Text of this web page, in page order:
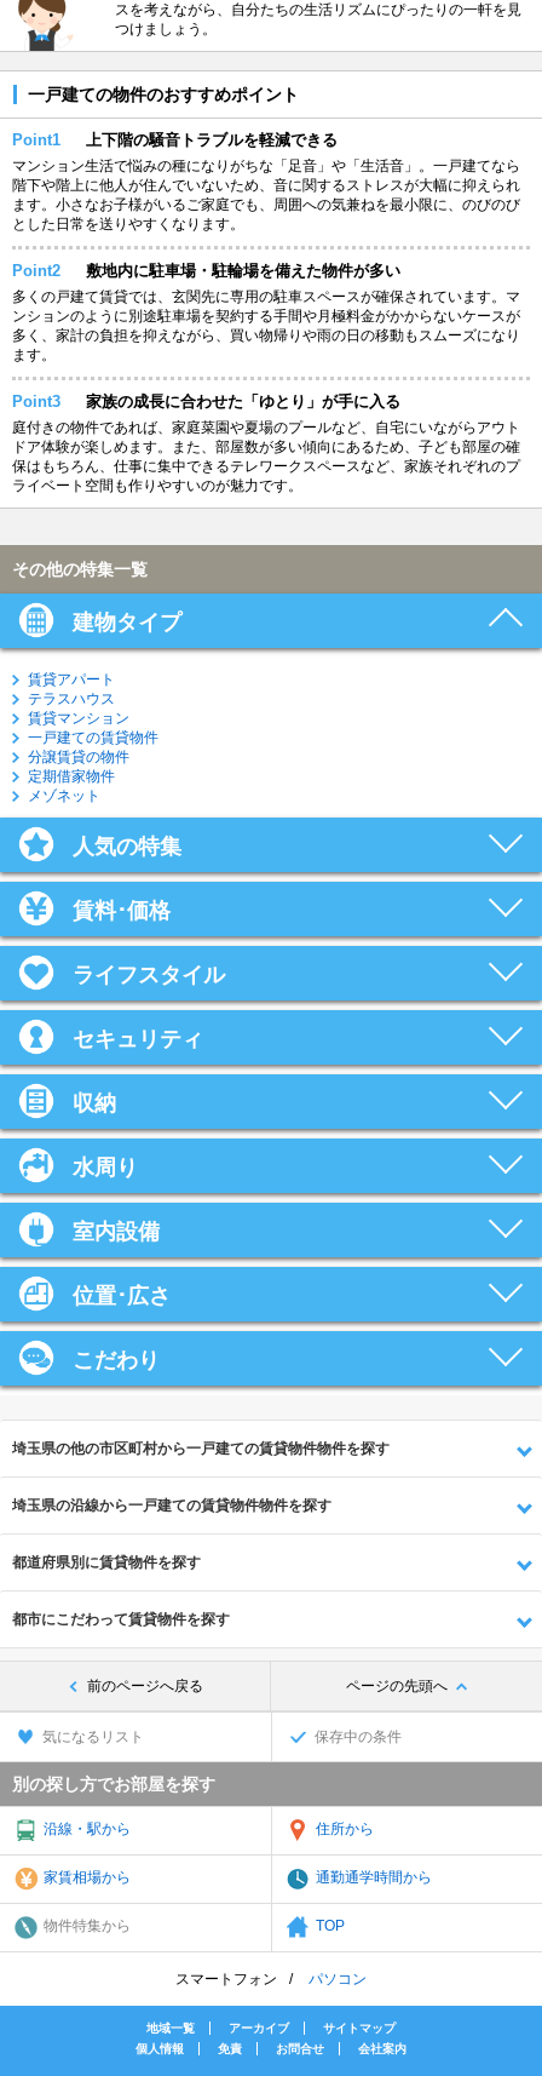
スを考えながら、自分たちの生活リズムにぴったりの一軒を見
つけましょう。
一戸建ての物件のおすすめポイント
Point1 上下階の騒音トラブルを軽減できる
マンション生活で悩みの種になりがちな「足音」や「生活音」。一戸建てなら
階下や階上に他人が住んでいないため、音に関するストレスが大幅に抑えられ
ます。小さなお子様がいるご家庭でも、周囲への気兼ねを最小限に、のびのび
とした日常を送りやすくなります。
Point2 敷地内に駐車場・駐輪場を備えた物件が多い
多くの戸建て賃貸では、玄関先に専用の駐車スペースが確保されています。マ
ンションのように別途駐車場を契約する手間や月極料金がかからないケースが
多く、家計の負担を抑えながら、買い物帰りや雨の日の移動もスムーズになり
ます。
Point3 家族の成長に合わせた「ゆとり」が手に入る
庭付きの物件であれば、家庭菜園や夏場のプールなど、自宅にいながらアウト
ドア体験が楽しめます。また、部屋数が多い傾向にあるため、子ども部屋の確
保はもちろん、仕事に集中できるテレワークスペースなど、家族それぞれのプ
ライベート空間も作りやすいのが魅力です。
その他の特集一覧
建物タイプ
賃貸アパート
テラスハウス
賃貸マンション
一戸建ての賃貸物件
分譲賃貸の物件
定期借家物件
メゾネット
人気の特集
賃料･価格
ライフスタイル
セキュリティ
収納
水周り
室内設備
位置･広さ
こだわり
埼玉県の他の市区町村から一戸建ての賃貸物件物件を探す
埼玉県の沿線から一戸建ての賃貸物件物件を探す
都道府県別に賃貸物件を探す
都市にこだわって賃貸物件を探す
前のページへ戻る ページの先頭へ
気になるリスト 保存中の条件
別の探し方でお部屋を探す
沿線・駅から 住所から
家賃相場から 通勤通学時間から
物件特集から TOP
スマートフォン パソコン
地域一覧 アーカイブ
サイトマップ
個人情報
免責 お問合せ 会社案内